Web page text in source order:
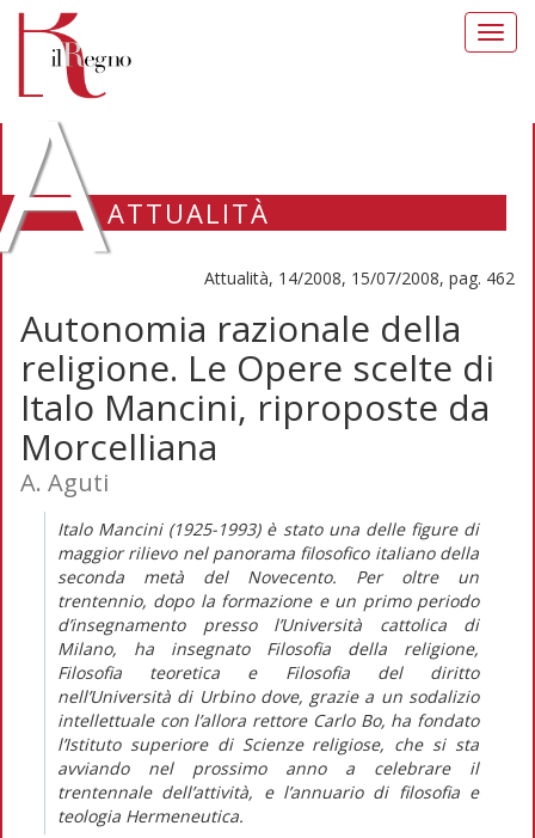
ATTUALITÀ
Attualità, 14/2008, 15/07/2008, pag. 462
Autonomia razionale della
religione. Le Opere scelte di
Italo Mancini, riproposte da
Morcelliana
A. Aguti
Italo Mancini (1925-1993) è stato una delle figure di
maggior rilievo nel panorama filosofico italiano della
seconda metà del Novecento. Per oltre un
trentennio, dopo la formazione e un primo periodo
d’insegnamento presso l’Università cattolica di
Milano, ha insegnato Filosofia della religione,
Filosofia teoretica e Filosofia del diritto
nell’Università di Urbino dove, grazie a un sodalizio
intellettuale con l’allora rettore Carlo Bo, ha fondato
l’Istituto superiore di Scienze religiose, che si sta
avviando nel prossimo anno a celebrare il
trentennale dell’attività, e l’annuario di filosofia e
teologia Hermeneutica.